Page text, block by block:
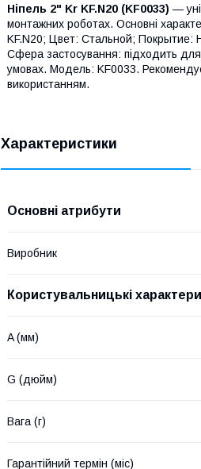
Ніпель 2" Kr KF.N20 (KF0033) —
монтажних роботах. Основні
KF.N20; Цвет: Стальной; Покрытие:
Сфера застосування: підходить для
умовах. Модель: KF0033.
використанням.
Характеристики
Основні атрибути
Виробник
Користувальницькі
A (мм)
G (дюйм)
Вага (г)
Гарантійний термін (міс)